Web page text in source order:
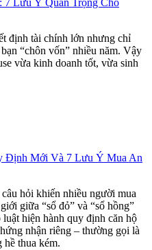
7 Lưu Ý Quan Trọng Cho
định tài chính lớn nhưng chỉ
“chôn vốn” nhiều năm. Vậy
vừa kinh doanh tốt, vừa sinh
Định Mới Và 7 Lưu Ý Mua An
hỏi khiến nhiều người mua
giữa “sổ đỏ” và “sổ hồng”
hiện hành quy định căn hộ
nhận riêng – thường gọi là
thua kém.